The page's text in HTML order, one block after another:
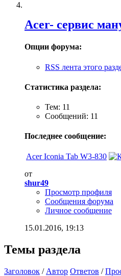
Acer- cервис
Опции форума:
RSS лента этого
Статистика раздела:
Тем: 11
Сообщений: 11
Последнее сообщение:
Acer Iconia Tab W3-830
от
shur49
Просмотр профиля
Сообщения форума
Личное сообщение
15.01.2016, 19:13
Темы раздела
Заголовок / Автор Ответов /